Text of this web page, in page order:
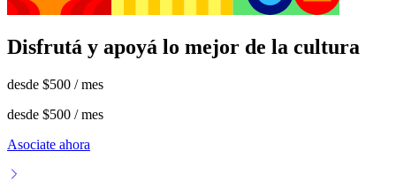
Disfrutá y apoyá lo mejor de la cultura
desde $500 / mes
desde $500 / mes
Asociate ahora